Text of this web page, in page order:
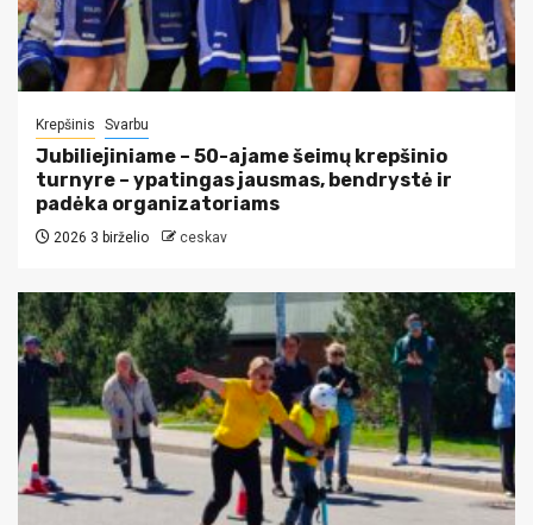
Krepšinis Svarbu
Jubiliejiniame – 50-ajame šeimų krepšinio
turnyre – ypatingas jausmas, bendrystė ir
padėka organizatoriams
2026 3 birželio ceskav